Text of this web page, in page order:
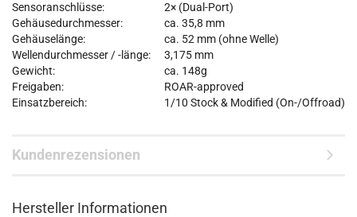
Sensoranschlüsse:
2× (Dual-Port)
Gehäusedurchmesser:
ca. 35,8 mm
Gehäuselänge:
ca. 52 mm (ohne Welle)
Wellendurchmesser / -länge:
3,175 mm
Gewicht:
ca. 148g
Freigaben:
ROAR-approved
Einsatzbereich:
1/10 Stock & Modified (On-/Offroad)
Kundenrezensionen
Hersteller Informationen